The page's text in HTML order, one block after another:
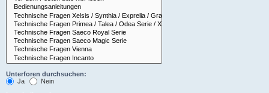
Unterforen durchsuchen:
Ja
Nein